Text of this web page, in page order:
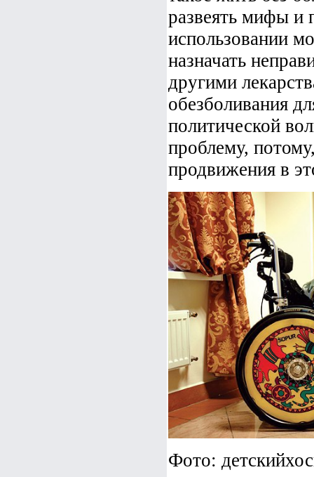
развеять мифы и
использовании
назначать
другими
обезболивания
политической
проблему,
продвижения в
Фото: